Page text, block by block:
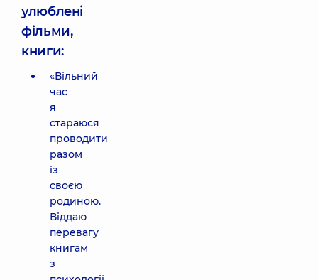
улюблені
фільми,
книги:
«Вільний
час
я
стараюся
проводити
разом
із
своєю
родиною.
Віддаю
перевагу
книгам
з